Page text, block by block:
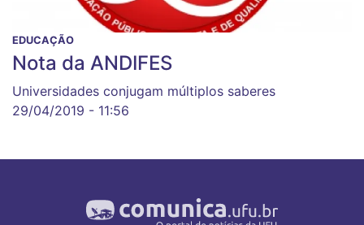
EDUCAÇÃO
Nota da ANDIFES
Universidades conjugam múltiplos saberes
29/04/2019 - 11:56